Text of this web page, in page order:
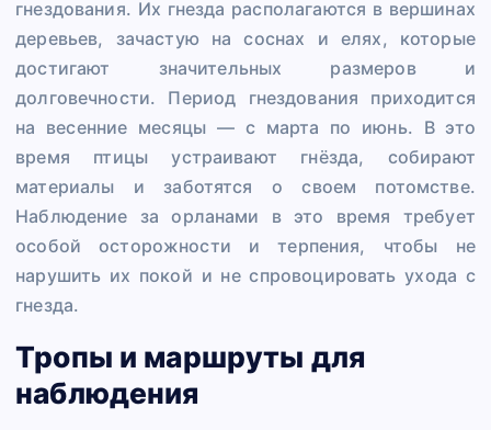
гнездования. Их гнезда располагаются в вершинах
деревьев, зачастую на соснах и елях, которые
достигают значительных размеров и
долговечности. Период гнездования приходится
на весенние месяцы — с марта по июнь. В это
время птицы устраивают гнёзда, собирают
материалы и заботятся о своем потомстве.
Наблюдение за орланами в это время требует
особой осторожности и терпения, чтобы не
нарушить их покой и не спровоцировать ухода с
гнезда.
Тропы и маршруты для
наблюдения